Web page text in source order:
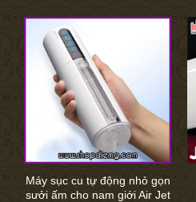
Máy sục cu tự động nhỏ gọn
sưởi ấm cho nam giới Air Jet